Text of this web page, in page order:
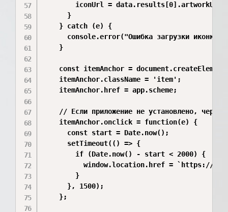
iconUrl =
      }
    } catch (e) {
console.error("Ошибка загрузки иконки
    }
const itemAnchor =
    itemAnchor.className = 'item';
    itemAnchor.href = app.scheme;
// Если приложение не установлено, через
    itemAnchor.onclick = function(e) {
      const start = Date.now();
      setTimeout(() => {
        if (Date.now() - start < 2000) {
window.location.href = `https://
        }
      }, 1500);
    };